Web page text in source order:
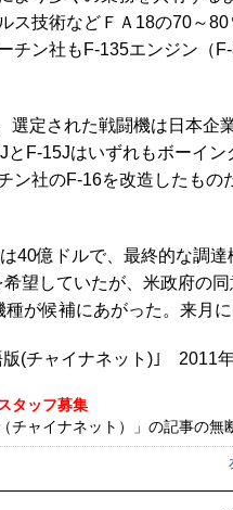
ス技術などＦＡ18の70～
チン社もF-135エンジン（
選定された戦闘機は日本企
とF-15Jはいずれもボーイ
ン社のF-16を改造したも
40億ドルで、最終的な調
望していたが、米政府の
が候補にあがった。来月
版(チャイナネット)｣ 2011
タッフ募集
チャイナネット）」の記事の